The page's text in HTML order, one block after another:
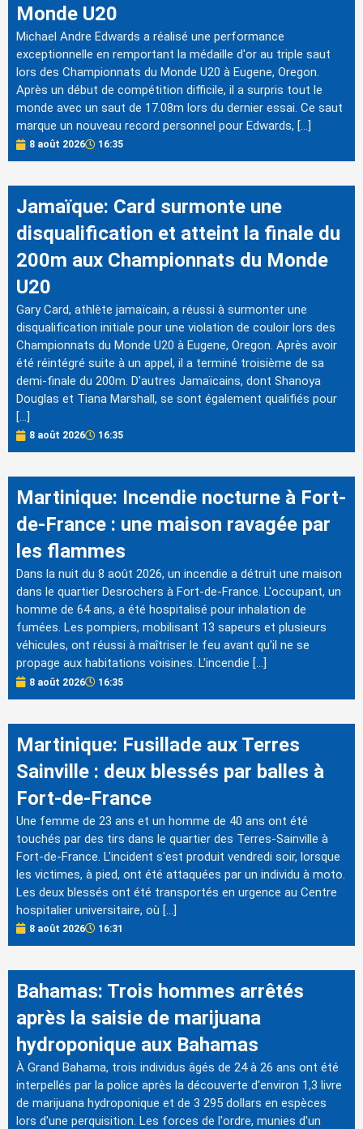
Monde U20
Michael Andre Edwards a réalisé une performance
exceptionnelle en remportant la médaille d'or au triple saut
lors des Championnats du Monde U20 à Eugene, Oregon.
Après un début de compétition difficile, il a surpris tout le
monde avec un saut de 17.08m lors du dernier essai. Ce saut
marque un nouveau record personnel pour Edwards, […]
8 août 2026 16:35
Jamaïque: Card surmonte une
disqualification et atteint la finale du
200m aux Championnats du Monde
U20
Gary Card, athlète jamaïcain, a réussi à surmonter une
disqualification initiale pour une violation de couloir lors des
Championnats du Monde U20 à Eugene, Oregon. Après avoir
été réintégré suite à un appel, il a terminé troisième de sa
demi-finale du 200m. D'autres Jamaïcains, dont Shanoya
Douglas et Tiana Marshall, se sont également qualifiés pour
[…]
8 août 2026 16:35
Martinique: Incendie nocturne à Fort-
de-France : une maison ravagée par
les flammes
Dans la nuit du 8 août 2026, un incendie a détruit une maison
dans le quartier Desrochers à Fort-de-France. L'occupant, un
homme de 64 ans, a été hospitalisé pour inhalation de
fumées. Les pompiers, mobilisant 13 sapeurs et plusieurs
véhicules, ont réussi à maîtriser le feu avant qu'il ne se
propage aux habitations voisines. L'incendie […]
8 août 2026 16:35
Martinique: Fusillade aux Terres
Sainville : deux blessés par balles à
Fort-de-France
Une femme de 23 ans et un homme de 40 ans ont été
touchés par des tirs dans le quartier des Terres-Sainville à
Fort-de-France. L'incident s'est produit vendredi soir, lorsque
les victimes, à pied, ont été attaquées par un individu à moto.
Les deux blessés ont été transportés en urgence au Centre
hospitalier universitaire, où […]
8 août 2026 16:31
Bahamas: Trois hommes arrêtés
après la saisie de marijuana
hydroponique aux Bahamas
À Grand Bahama, trois individus âgés de 24 à 26 ans ont été
interpellés par la police après la découverte d'environ 1,3 livre
de marijuana hydroponique et de 3 295 dollars en espèces
lors d'une perquisition. Les forces de l'ordre, munies d'un